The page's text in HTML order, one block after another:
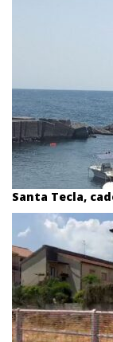
Santa Tecla,